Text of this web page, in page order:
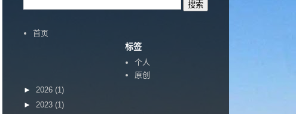
首页
标签
个人
原创
► 2026 (1)
► 2023 (1)